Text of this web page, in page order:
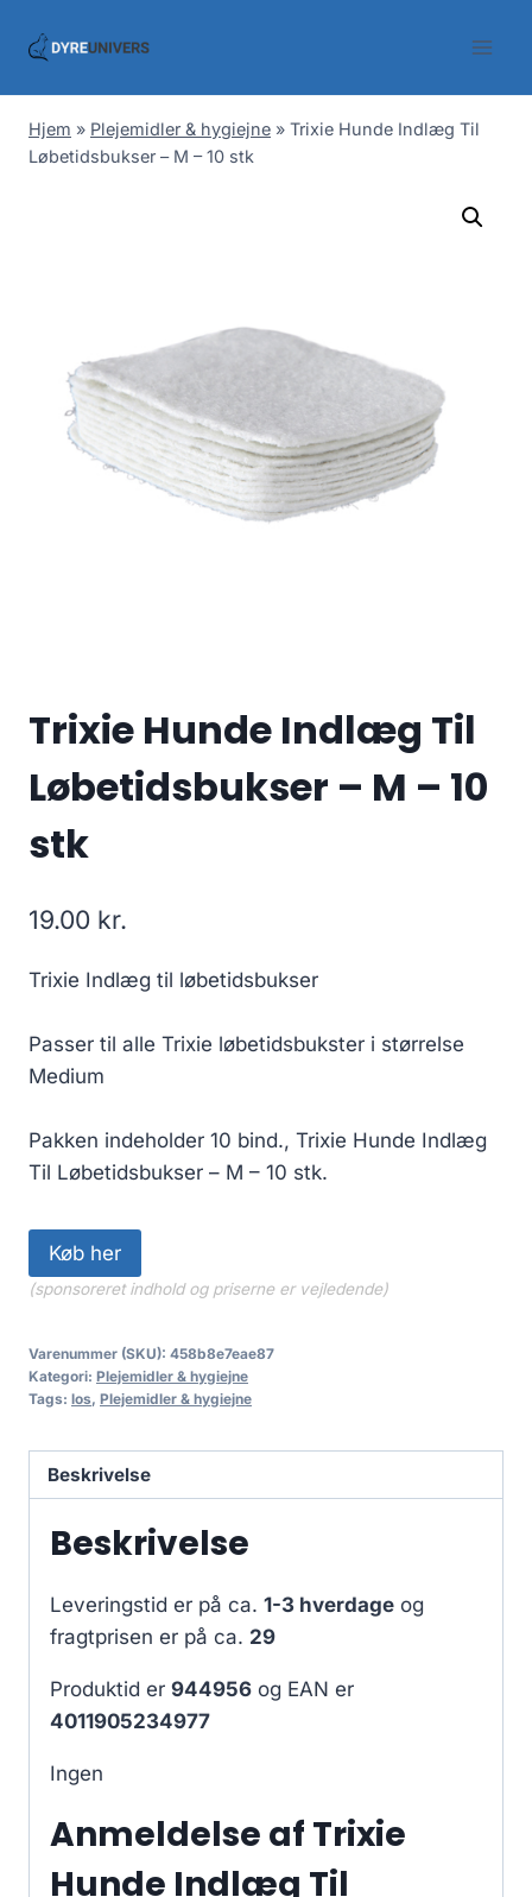
Hjem » Plejemidler & hygiejne » Trixie Hunde Indlæg Til
Løbetidsbukser – M – 10 stk
Trixie Hunde Indlæg Til
Løbetidsbukser – M – 10
stk
19.00 kr.
Trixie Indlæg til løbetidsbukser
Passer til alle Trixie løbetidsbukster i størrelse
Medium
Pakken indeholder 10 bind., Trixie Hunde Indlæg
Til Løbetidsbukser – M – 10 stk.
Køb her
(sponsoreret indhold og priserne er vejledende)
Varenummer (SKU): 458b8e7eae87
Kategori: Plejemidler & hygiejne
Tags: los, Plejemidler & hygiejne
Beskrivelse
Beskrivelse
Leveringstid er på ca. 1-3 hverdage og
fragtprisen er på ca. 29
Produktid er 944956 og EAN er
4011905234977
Ingen
Anmeldelse af Trixie
Hunde Indlæg Til